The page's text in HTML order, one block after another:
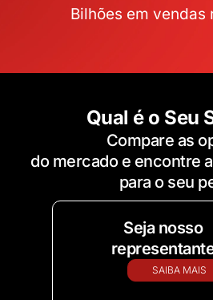
Bilhões em vendas
Qual é o Seu
Compare as
do mercado e encontre
para o seu
Seja nosso
SAIBA MAIS